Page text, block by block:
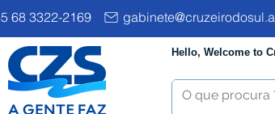
68 3322-2169
Hello, Welcome to